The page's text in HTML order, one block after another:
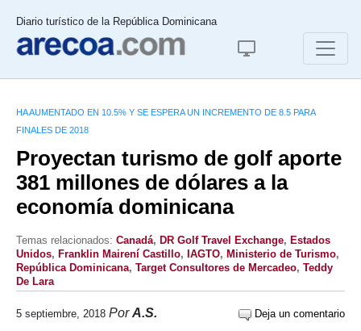
Diario turístico de la República Dominicana
HA AUMENTADO EN 10.5% Y SE ESPERA UN INCREMENTO DE 8.5 PARA
FINALES DE 2018
Proyectan turismo de golf aporte
381 millones de dólares a la
economía dominicana
Temas relacionados: Canadá, DR Golf Travel Exchange, Estados
Unidos, Franklin Mairení Castillo, IAGTO, Ministerio de Turismo,
República Dominicana, Target Consultores de Mercadeo, Teddy
De Lara
5 septiembre, 2018 PorA.S. Deja un comentario